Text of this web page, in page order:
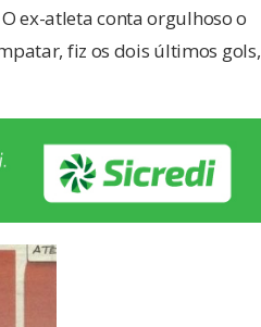
ex-atleta conta orgulhoso o
fiz os dois últimos gols,